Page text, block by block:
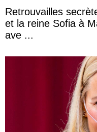
Retrouvailles
et la reine Sofia à
ave ...